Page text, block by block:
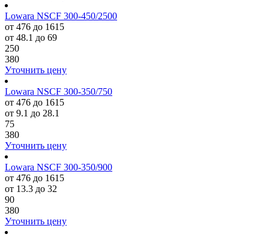
Lowara NSCF 300-450/2500
от 476 до 1615
от 48.1 до 69
250
380
Уточнить цену
Lowara NSCF 300-350/750
от 476 до 1615
от 9.1 до 28.1
75
380
Уточнить цену
Lowara NSCF 300-350/900
от 476 до 1615
от 13.3 до 32
90
380
Уточнить цену